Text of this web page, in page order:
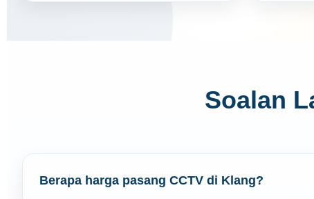
Soalan
Berapa harga pasang CCTV di Klang?